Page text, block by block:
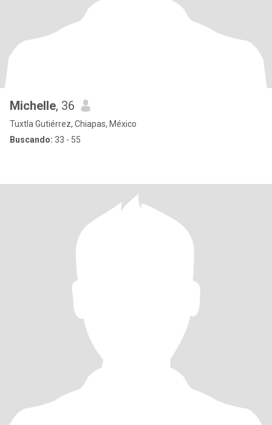
Michelle, 36
Tuxtla Gutiérrez, Chiapas, México
Buscando: 33 - 55